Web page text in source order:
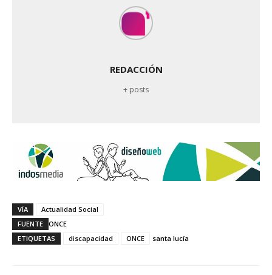
REDACCIÓN
+ posts
VÍA
Actualidad Social
FUENTE ONCE
ETIQUETAS
discapacidad ONCE santa lucía